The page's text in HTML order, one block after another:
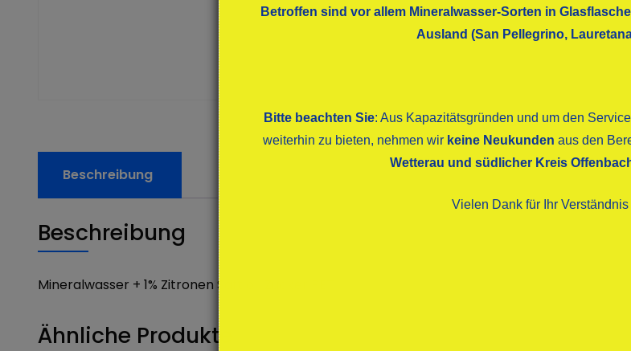
Beschreibung
Beschreibung
Mineralwasser + 1% Zitronen Saft o- Zucker PET
Ähnliche Produkte
Betroffen sind vor allem Mineralwasser-Sorten in
Ausland (San Pellegrino,
Bitte beachten Sie: Aus Kapazitätsgründen und um den
weiterhin zu bieten, nehmen wirkeine Neukunden aus den
Wetterau und südlicher Kreis
Vielen Dank für Ihr Verständnis